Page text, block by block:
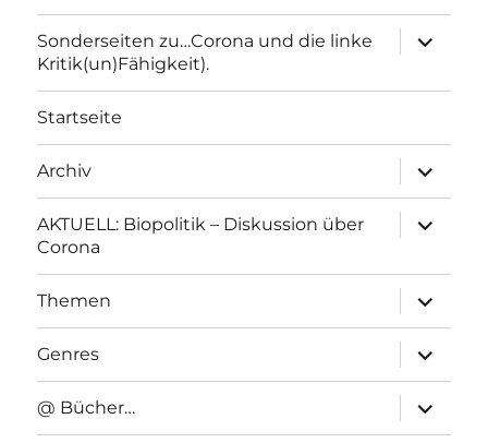
Sonderseiten zu…Corona und die linke
Kritik(un)Fähigkeit).
anzeigen
Startseite
Archiv
anzeigen
AKTUELL: Biopolitik – Diskussion über
Corona
anzeigen
Themen
anzeigen
Genres
anzeigen
@ Bücher…
anzeigen